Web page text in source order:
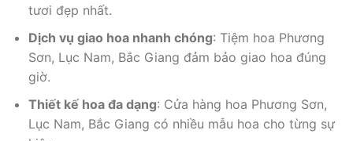
tươi đẹp nhất.
Dịch vụ giao hoa nhanh chóng: Tiệm hoa Phương
Sơn, Lục Nam, Bắc Giang đảm bảo giao hoa đúng
giờ.
Thiết kế hoa đa dạng: Cửa hàng hoa Phương Sơn,
Lục Nam, Bắc Giang có nhiều mẫu hoa cho từng sự